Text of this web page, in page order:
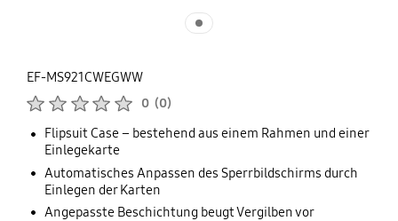
EF-MS921CWEGWW
0 (0)
Flipsuit Case – bestehend aus einem Rahmen und einer
Einlegekarte
Automatisches Anpassen des Sperrbildschirms durch
Einlegen der Karten
Angepasste Beschichtung beugt Vergilben vor